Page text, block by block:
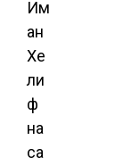
Им
ан
Хе
ли
ф
на
са